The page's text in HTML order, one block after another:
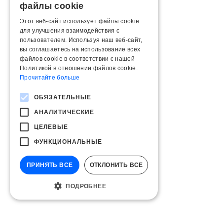
файлы cookie
Этот веб-сайт использует файлы cookie
для улучшения взаимодействия с
пользователем. Используя наш веб-сайт,
вы соглашаетесь на использование всех
файлов cookie в соответствии с нашей
Политикой в ​​отношении файлов cookie.
Прочитайте больше
ОБЯЗАТЕЛЬНЫЕ
АНАЛИТИЧЕСКИЕ
ЦЕЛЕВЫЕ
ФУНКЦИОНАЛЬНЫЕ
ПРИНЯТЬ ВСЕ ОТКЛОНИТЬ ВСЕ
ПОДРОБНЕЕ